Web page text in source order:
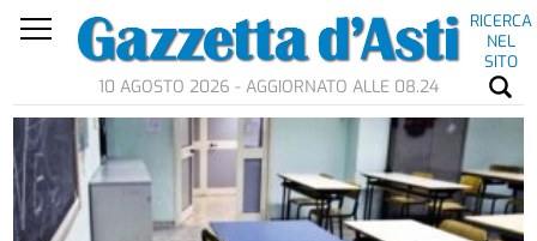
RICERCA
NEL
SITO
10 AGOSTO 2026 - AGGIORNATO ALLE 08.24